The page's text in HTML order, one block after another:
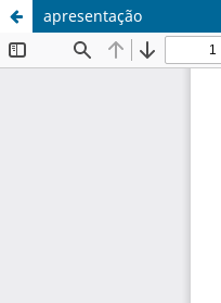
apresentação